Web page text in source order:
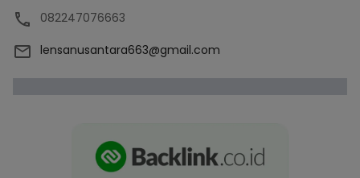
082247076663
lensanusantara663@gmail.com